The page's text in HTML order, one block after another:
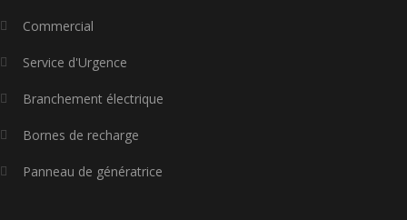
Commercial
Service d'Urgence
Branchement électrique
Bornes de recharge
Panneau de génératrice